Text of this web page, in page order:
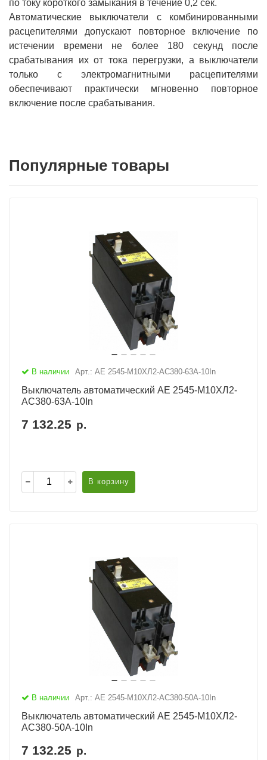
по току короткого замыкания в течение 0,2 сек.
Автоматические выключатели с комбинированными
расцепителями допускают повторное включение по
истечении времени не более 180 секунд после
срабатывания их от тока перегрузки, а выключатели
только с электромагнитными расцепителями
обеспечивают практически мгновенно повторное
включение после срабатывания.
Популярные товары
В наличии Арт.: АЕ 2545-М10ХЛ2-AC380-63А-10In
Выключатель автоматический АЕ 2545-М10ХЛ2-
AC380-63А-10In
7 132.25 р.
В корзину
В наличии Арт.: АЕ 2545-М10ХЛ2-AC380-50А-10In
Выключатель автоматический АЕ 2545-М10ХЛ2-
AC380-50А-10In
7 132.25 р.